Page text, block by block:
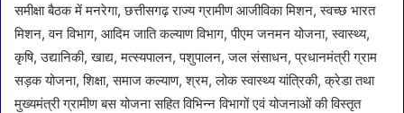
समीक्षा बैठक में मनरेगा, छत्तीसगढ़ राज्य ग्रामीण आजीविका मिशन, स्वच्छ भारत
मिशन, वन विभाग, आदिम जाति कल्याण विभाग, पीएम जनमन योजना, स्वास्थ्य,
कृषि, उद्यानिकी, खाद्य, मत्स्यपालन, पशुपालन, जल संसाधन, प्रधानमंत्री ग्राम
सड़क योजना, शिक्षा, समाज कल्याण, श्रम, लोक स्वास्थ्य यांत्रिकी, क्रेडा तथा
मुख्यमंत्री ग्रामीण बस योजना सहित विभिन्न विभागों एवं योजनाओं की विस्तृत